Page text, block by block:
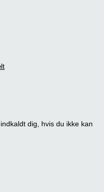
dig, hvis du ikke kan